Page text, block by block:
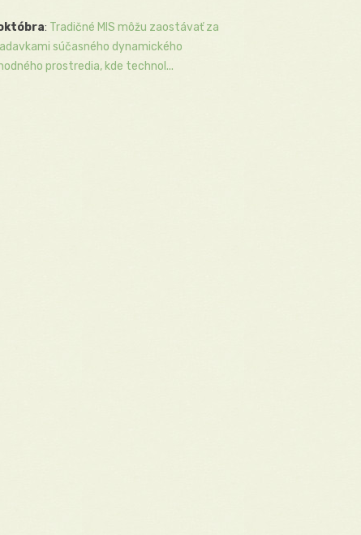
: Tradičné MIS môžu zaostávať za
súčasného dynamického
prostredia, kde technol...